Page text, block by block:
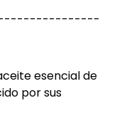
esencial de
por sus